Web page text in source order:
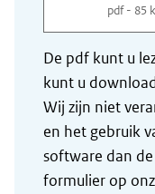
pdf - 85
De pdf kunt u
kunt u
Wij zijn niet
en het gebruik
software dan
formulier op